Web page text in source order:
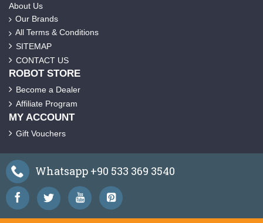
About Us
Our Brands
All Terms & Conditions
SITEMAP
CONTACT US
ROBOT STORE
Become a Dealer
Affiliate Program
MY ACCOUNT
Gift Vouchers
Whatsapp +90 533 369 3540